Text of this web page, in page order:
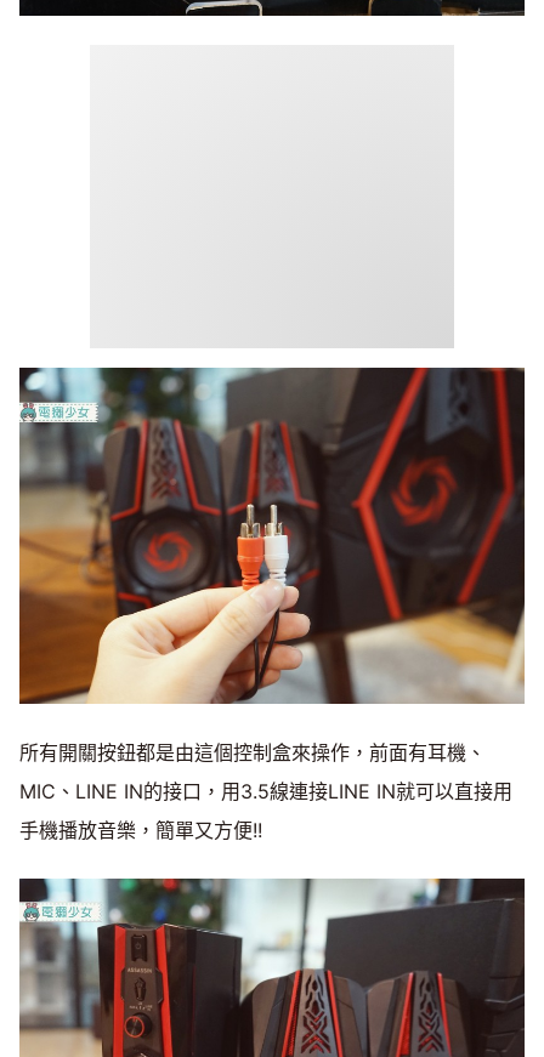
所有開關按鈕都是由這個控制盒來操作，前面有耳機、
MIC、LINE IN的接口，用3.5線連接LINE IN就可以直接用
手機播放音樂，簡單又方便!!